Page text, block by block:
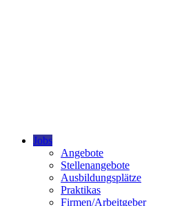
Jobs
Angebote
Stellenangebote
Ausbildungsplätze
Praktikas
Firmen/Arbeitgeber